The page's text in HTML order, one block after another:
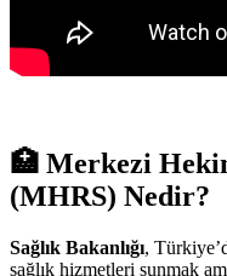
🏥 Merkezi
(MHRS) Nedir?
Sağlık Bakanlığı,
sağlık hizmetleri sunmak